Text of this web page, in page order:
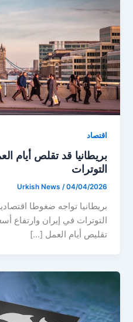
اقتصاد
بريطانيا قد تقلص أيام
التوترات
Urkish News /04/04/2026
بريطانيا تواجه ضغوطا
التوترات في إيران وارتفاع
تقليص أيام العمل […]